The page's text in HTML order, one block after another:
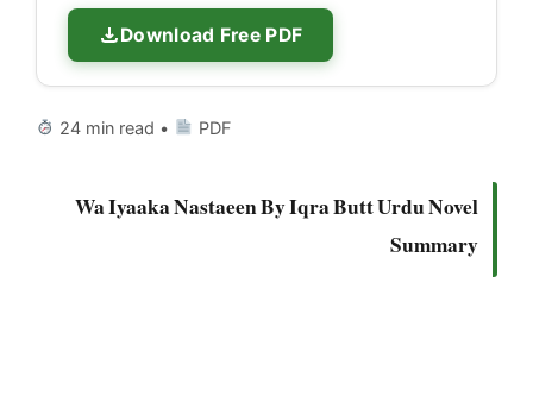
Download Free PDF
24 min read • PDF
Wa Iyaaka Nastaeen By Iqra Butt Urdu Novel
Summary